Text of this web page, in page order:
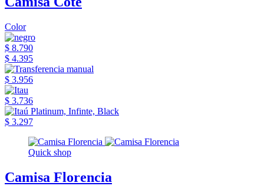
Color
$ 8.790
$ 4.395
$ 3.956
$ 3.736
$ 3.297
Quick shop
Camisa Florencia